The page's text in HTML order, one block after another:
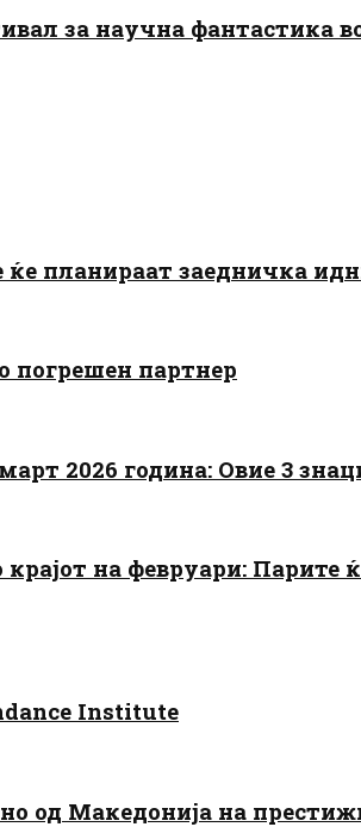
за научна фантастика
ќе планираат заедничка
погрешен партнер
2026 година: Овие 3
на февруари:
Institute
од Македонија на